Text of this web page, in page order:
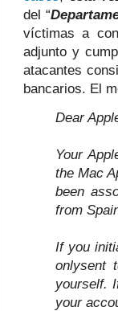
del “
víctimas a
adjunto y
atacantes
bancarios. El
Dear
Your
the Mac
been
from
If you
onlysent
yourself.
your